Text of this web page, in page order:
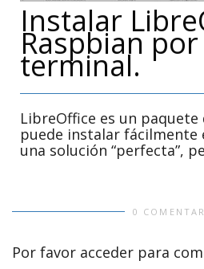
Instalar
Raspbian por
terminal.
LibreOffice es un paquete
puede instalar fácilmente
una solución “perfecta”,
0
Por favor acceder para